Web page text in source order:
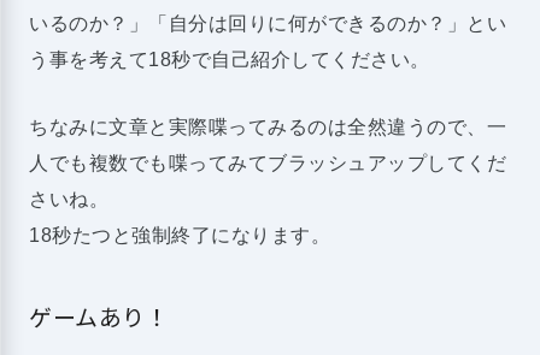
いるのか？」「自分は回りに何ができるのか？」とい
う事を考えて18秒で自己紹介してください。
ちなみに文章と実際喋ってみるのは全然違うので、一
人でも複数でも喋ってみてブラッシュアップしてくだ
さいね。
18秒たつと強制終了になります。
ゲームあり！